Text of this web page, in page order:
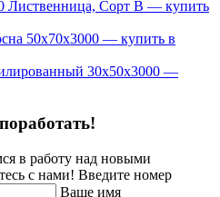
Лиственница, Сорт В — купить
50x70x3000 — купить в
30х50х3000 —
в работу над новыми
с нами! Введите номер
Ваше имя